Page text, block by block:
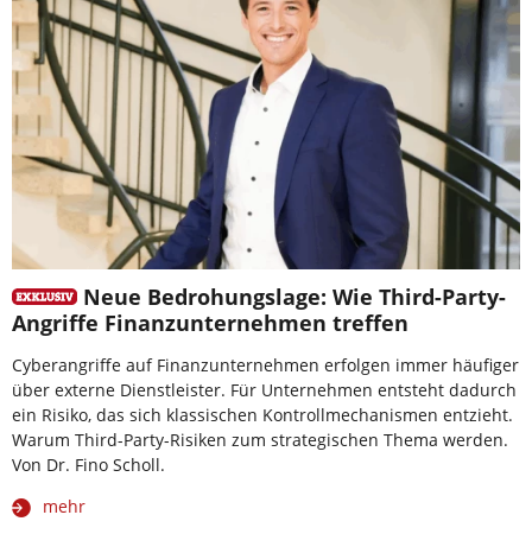
Neue Bedrohungslage: Wie Third-Party-
Angriffe Finanzunternehmen treffen
Cyberangriffe auf Finanzunternehmen erfolgen immer häufiger
über externe Dienstleister. Für Unternehmen entsteht dadurch
ein Risiko, das sich klassischen Kontrollmechanismen entzieht.
Warum Third-Party-Risiken zum strategischen Thema werden.
Von Dr. Fino Scholl.
mehr